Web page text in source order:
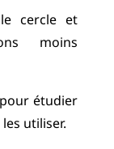
cercle et
moins
étudier
utiliser.